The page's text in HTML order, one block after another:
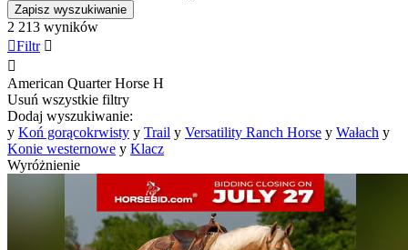
Zapisz wyszukiwanie
2 213 wyników
Filtr 

American Quarter Horse H
Usuń wszystkie filtry
Dodaj wyszukiwanie:
y Koń gorącokrwisty y Trail y Versatility Ranch Horse y Wałach y
Konie westernowe y Klacz
Wyróżnienie